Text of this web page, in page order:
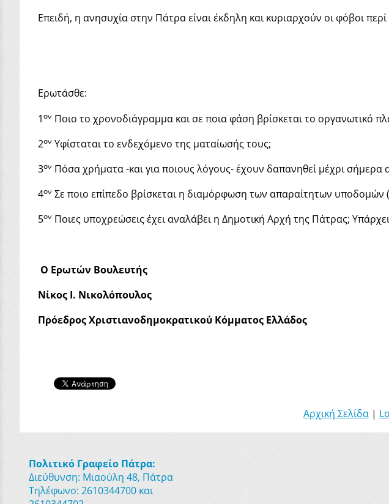
Επειδή, η ανησυχία στην Πάτρα είναι έκδηλη και κυριαρχούν οι φόβοι
Ερωτάσθε:
1ον Ποιο το χρονοδιάγραμμα και σε ποια φάση βρίσκεται το οργανωτικό
2ον Υφίσταται το ενδεχόμενο της ματαίωσής τους;
3ον Πόσα χρήματα -και για ποιους λόγους- έχουν δαπανηθεί μέχρι σήμερα
4ον Σε ποιο επίπεδο βρίσκεται η διαμόρφωση των απαραίτητων
5ον Ποιες υποχρεώσεις έχει αναλάβει η Δημοτική Αρχή της Πάτρας;
Ο Ερωτών Βουλευτής
Νίκος Ι. Νικολόπουλος
Πρόεδρος Χριστιανοδημοκρατικού Κόμματος Ελλάδος
Αρχική Σελίδα|
Πολιτικό Γραφείο Πάτρα:
Διεύθυνση: Μιαούλη 48, Πάτρα
Τηλέφωνο: 2610344700 και